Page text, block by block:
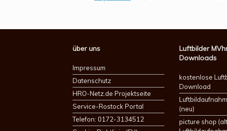
über uns
Impressum
Datenschutz
HRO-Netz.de Projektseite
Service-Rostock Portal
Telefon: 0172-3134512
Luftbilder
Downloads
kostenlose
Download
(neu)
picture shop